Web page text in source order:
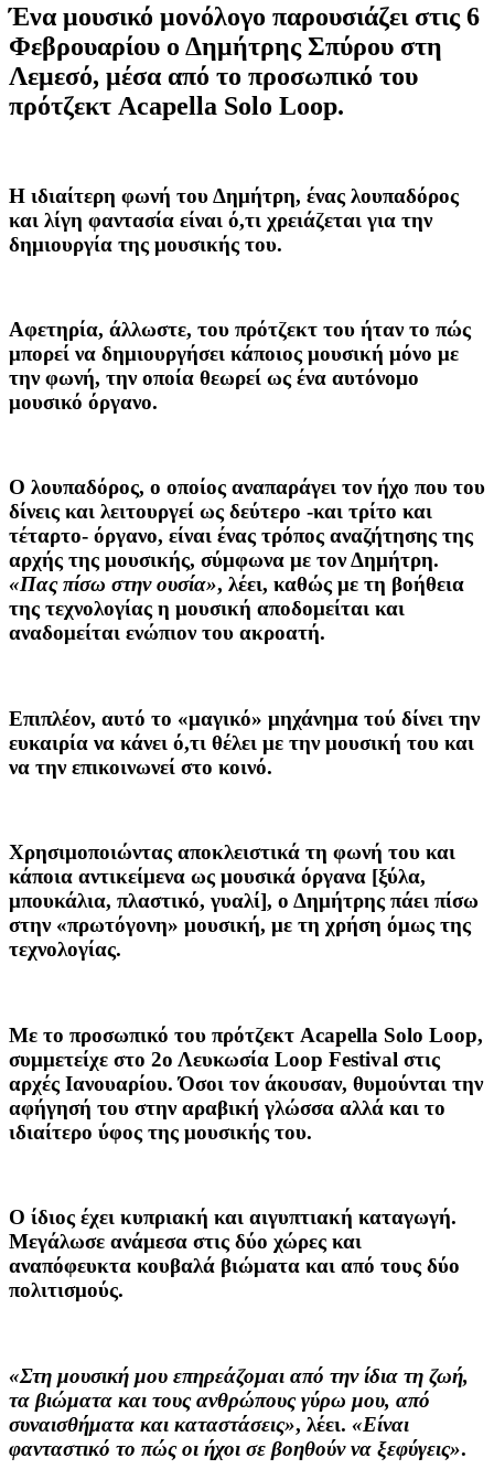
Ένα μουσικό μονόλογο παρουσιάζει στις 6
Φεβρουαρίου ο Δημήτρης Σπύρου στη
Λεμεσό, μέσα από το προσωπικό του
πρότζεκτ Acapella Solo Loop.
Η ιδιαίτερη φωνή του Δημήτρη, ένας λουπαδόρος
και λίγη φαντασία είναι ό,τι χρειάζεται για την
δημιουργία της μουσικής του.
Αφετηρία, άλλωστε, του πρότζεκτ του ήταν το πώς
μπορεί να δημιουργήσει κάποιος μουσική μόνο με
την φωνή, την οποία θεωρεί ως ένα αυτόνομο
μουσικό όργανο.
Ο λουπαδόρος, ο οποίος αναπαράγει τον ήχο που του
δίνεις και λειτουργεί ως δεύτερο -και τρίτο και
τέταρτο- όργανο, είναι ένας τρόπος αναζήτησης της
αρχής της μουσικής, σύμφωνα με τον Δημήτρη.
«Πας πίσω στην ουσία», λέει, καθώς με τη βοήθεια
της τεχνολογίας η μουσική αποδομείται και
αναδομείται ενώπιον του ακροατή.
Επιπλέον, αυτό το «μαγικό» μηχάνημα τού δίνει την
ευκαιρία να κάνει ό,τι θέλει με την μουσική του και
να την επικοινωνεί στο κοινό.
Χρησιμοποιώντας αποκλειστικά τη φωνή του και
κάποια αντικείμενα ως μουσικά όργανα [ξύλα,
μπουκάλια, πλαστικό, γυαλί], ο Δημήτρης πάει πίσω
στην «πρωτόγονη» μουσική, με τη χρήση όμως της
τεχνολογίας.
Με το προσωπικό του πρότζεκτ Acapella Solo Loop,
συμμετείχε στο 2ο Λευκωσία Loop Festival στις
αρχές Ιανουαρίου. Όσοι τον άκουσαν, θυμούνται την
αφήγησή του στην αραβική γλώσσα αλλά και το
ιδιαίτερο ύφος της μουσικής του.
Ο ίδιος έχει κυπριακή και αιγυπτιακή καταγωγή.
Μεγάλωσε ανάμεσα στις δύο χώρες και
αναπόφευκτα κουβαλά βιώματα και από τους δύο
πολιτισμούς.
«Στη μουσική μου επηρεάζομαι από την ίδια τη ζωή,
τα βιώματα και τους ανθρώπους γύρω μου, από
συναισθήματα και καταστάσεις», λέει. «Είναι
φανταστικό το πώς οι ήχοι σε βοηθούν να ξεφύγεις».